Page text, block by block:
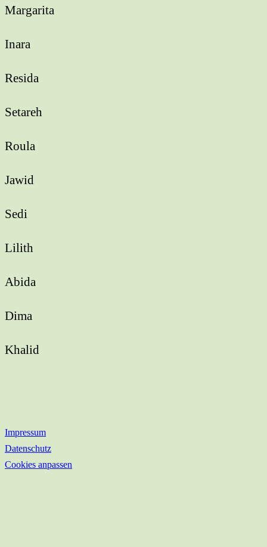
Margarita
Inara
Resida
Setareh
Roula
Jawid
Sedi
Lilith
Abida
Dima
Khalid
Impressum
Datenschutz
Cookies anpassen